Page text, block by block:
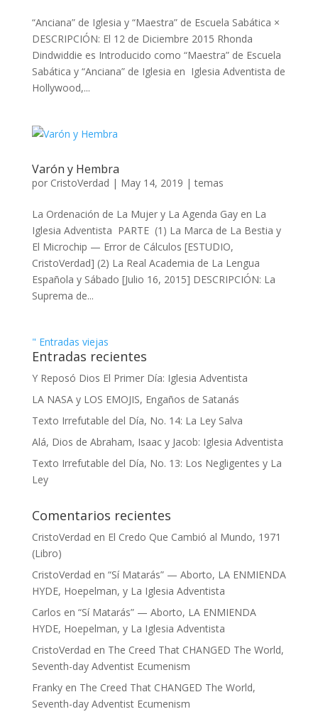
“Anciana” de Iglesia y “Maestra” de Escuela Sabática ×
DESCRIPCIÓN: El 12 de Diciembre 2015 Rhonda
Dindwiddie es Introducido como “Maestra” de Escuela
Sabática y “Anciana” de Iglesia en Iglesia Adventista de
Hollywood,...
Varón y Hembra
por CristoVerdad | May 14, 2019 |temas
La Ordenación de La Mujer y La Agenda Gay en La
Iglesia Adventista PARTE (1) La Marca de La Bestia y
El Microchip — Error de Cálculos [ESTUDIO,
CristoVerdad] (2) La Real Academia de La Lengua
Española y Sábado [Julio 16, 2015] DESCRIPCIÓN: La
Suprema de...
" Entradas viejas
Entradas recientes
Y Reposó Dios El Primer Día: Iglesia Adventista
LA NASA y LOS EMOJIS, Engaños de Satanás
Texto Irrefutable del Día, No. 14: La Ley Salva
Alá, Dios de Abraham, Isaac y Jacob: Iglesia Adventista
Texto Irrefutable del Día, No. 13: Los Negligentes y La
Ley
Comentarios recientes
CristoVerdad en El Credo Que Cambió al Mundo, 1971
(Libro)
CristoVerdad en “Sí Matarás” — Aborto, LA ENMIENDA
HYDE, Hoepelman, y La Iglesia Adventista
Carlos en “Sí Matarás” — Aborto, LA ENMIENDA
HYDE, Hoepelman, y La Iglesia Adventista
CristoVerdad en The Creed That CHANGED The World,
Seventh-day Adventist Ecumenism
Frankyen The Creed That CHANGED The World,
Seventh-day Adventist Ecumenism